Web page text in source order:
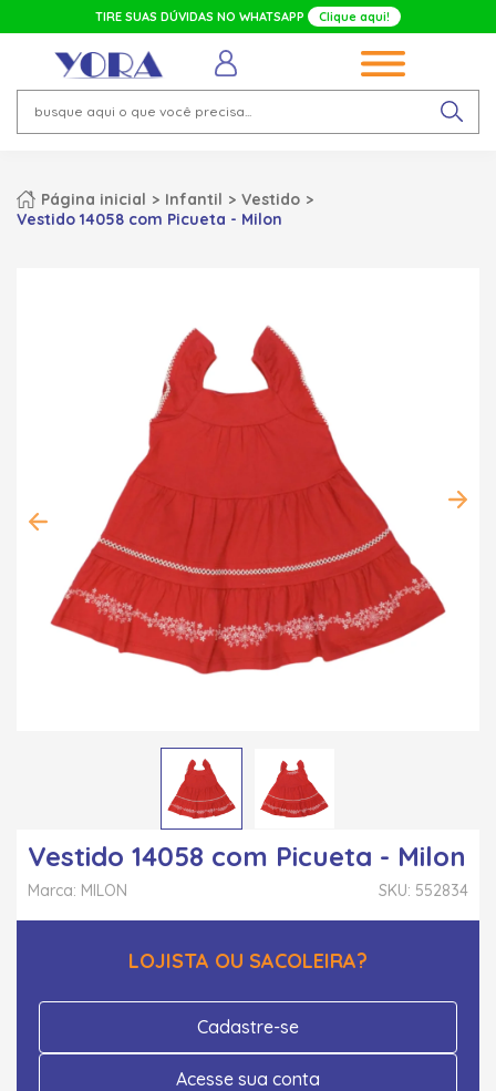
TIRE SUAS DÚVIDAS NO WHATSAPP Clique aqui!
Página inicial Infantil
Vestido
Vestido 14058 com Picueta - Milon
Vestido 14058 com Picueta - Milon
SKU: 552834
Marca: MILON
LOJISTA OU SACOLEIRA?
Cadastre-se
Acesse sua conta